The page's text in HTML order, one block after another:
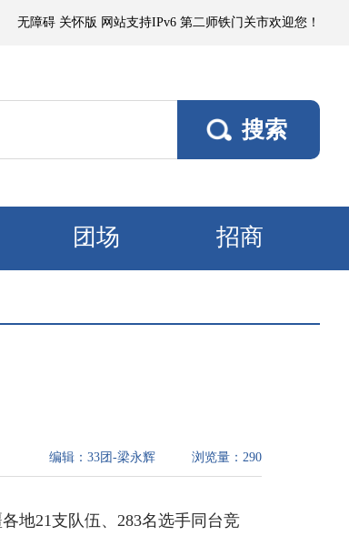
5～6级；其他垦区阵风4～5级，焉耆垦区风口阵风7
无障碍 关怀版 网站支持IPv6 第二师铁门关市欢迎您！
团场 招商
浏览量： 290
编辑： 33团-梁永辉
地21支队伍、283名选手同台竞